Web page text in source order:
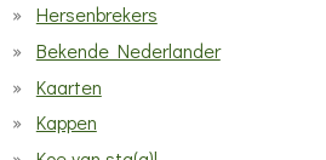
Hersenbrekers
Bekende Nederlander
Kaarten
Kappen